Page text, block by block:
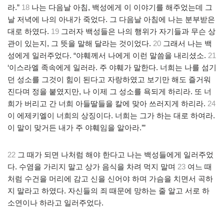
라.” 18 나는 다음날 아침, 백성에게 이 이야기를 해주었는데 그
날 저녁에 나의 아내가 죽었다. 그 다음날 아침에 나는 분부받은
대로 하였다. 19 그러자 백성들은 나의 행위가 자기들과 무슨 상
관이 있는지, 그 뜻을 말해 달라는 것이었다. 20 그래서 나는 백
성에게 일러주었다. “야훼께서 나에게 이런 말씀을 내리셨소. 21
‘이스라엘 족속에게 일러라. 주 야훼가 말한다. 너희는 나를 섬기
던 성소를 그것이 힘이 된다고 자랑하였고 보기만 해도 즐거워
진다며 정을 붙였지만, 나 이제 그 성소를 욕되게 하리라. 또 너
희가 버리고 간 너희 아들딸들을 칼에 맞아 쓰러지게 하리라. 24
이 에제키엘이 너희의 상징이다. 너희는 그가 하는 대로 하여라.
이 말이 맞거든 내가 주 야훼임을 알아라.’”
22 그 때가 되면 나처럼 해야 한다고 나는 백성들에게 일러주었
다. 수염을 가리지 말고 상가 음식을 차려 먹지 말며 23 여느 때
처럼 수건을 머리에 감고 신을 신어야 하며 가슴을 치면서 곡하
지 말라고 하였다. 자신들의 죄 때문에 망하는 줄 알고 서로 하
소연이나 하라고 일러주었다.